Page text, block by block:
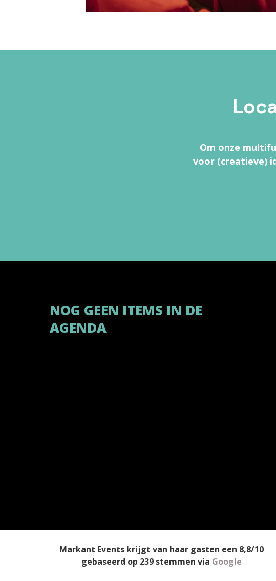
Om onze
voor (creatieve)
NOG GEEN ITEMS IN DE
AGENDA
Markant Eventskrijgt van haar gasten een 8,8/10
gebaseerd op 239stemmen via Google